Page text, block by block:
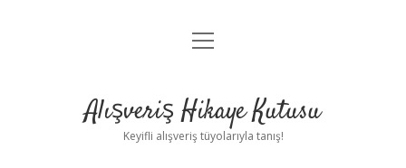
Anasayfa
Yasal Uyarı
menüyü
Alışveriş Hikaye Kutusu
Keyifli alışveriş tüyolarıyla tanış!